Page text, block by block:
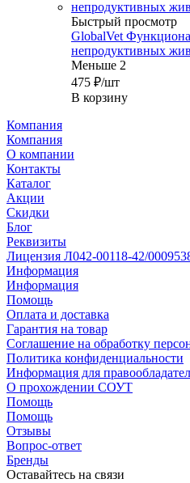
Быстрый просмотр
GlobalVet
непродуктивных
Меньше 2
475 ₽/шт
В корзину
Компания
Компания
О компании
Контакты
Каталог
Акции
Скидки
Блог
Реквизиты
Лицензия Л042-00118-42/
Информация
Информация
Помощь
Оплата и доставка
Гарантия на товар
Соглашение на обработку
Политика конфиденциальности
Информация для
О прохождении СОУТ
Помощь
Помощь
Отзывы
Вопрос-ответ
Бренды
Оставайтесь на связи